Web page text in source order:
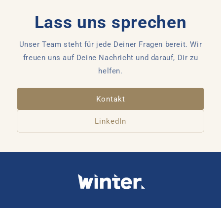
Lass uns sprechen
Unser Team steht für jede Deiner Fragen bereit. Wir
freuen uns auf Deine Nachricht und darauf, Dir zu
helfen.
Kontakt
LinkedIn